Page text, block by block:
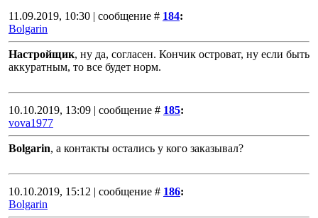
11.09.2019, 10:30 | сообщение # 184:
Bolgarin
Настройщик, ну да, согласен. Кончик островат, ну если быть
аккуратным, то все будет норм.
10.10.2019, 13:09 | сообщение # 185:
vova1977
Bolgarin, а контакты остались у кого заказывал?
10.10.2019, 15:12 | сообщение # 186:
Bolgarin